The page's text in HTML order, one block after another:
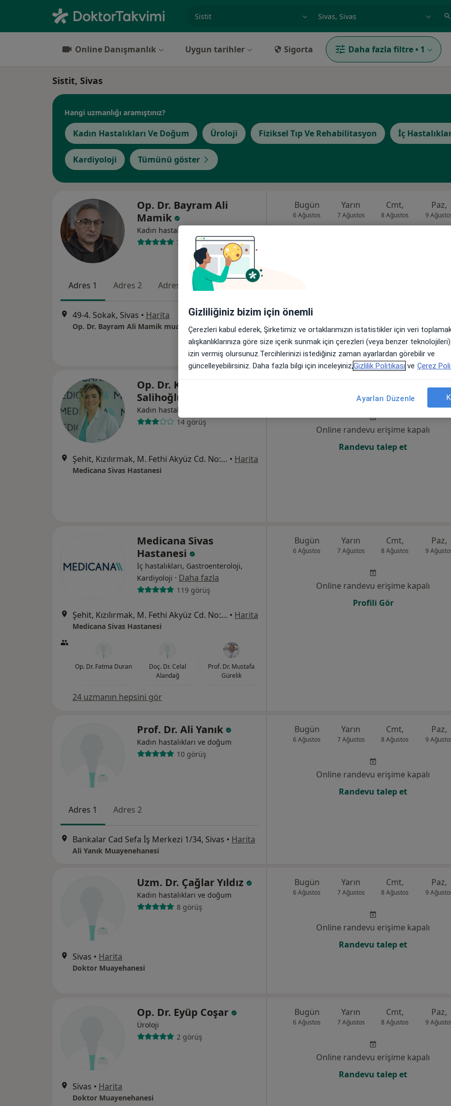
Online Danışmanlık Uygun tarihler Sigorta Daha fazla filtre • 1
Sistit, Sivas
Hangi uzmanlığı aramıştınız?
Kadın Hastalıkları Ve Doğum Üroloji Fiziksel Tıp Ve Rehabilitasyon İç
Kardiyoloji Tümünü göster
Op. Dr. Bayram Ali
Mamik
Kadın hastalıkları ve doğum
7 görüş
Adres 1 Adres 2 Adres 3 Adres 4
49-4. Sokak, Sivas • Harita
Op. Dr. Bayram Ali Mamik muayenehanesi
Bugün
6 Ağustos
Yarın
7 Ağustos
Cmt,
8 Ağustos
Paz,
9
Op. Dr. Kerime Nazlı
Salihoğlu
Kadın hastalıkları ve doğum
14 görüş
Şehit, Kızılırmak, M. Fethi Akyüz Cd. No: 8Merkez/Sivas, Sivas • Harita
Medicana Sivas Hastanesi
7 Ağustos 8 Ağustos 9
Online randevu erişime kapalı
Randevu talep et
Medicana Sivas
Hastanesi
İç hastalıkları, Gastroenteroloji,
Kardiyoloji · Daha fazla
119 görüş
Şehit, Kızılırmak, M. Fethi Akyüz Cd. No: 8Merkez/Sivas, Sivas • Harita
Medicana Sivas Hastanesi
Op. Dr. Fatma Duran
Doç. Dr. Celal
Alandağ
Prof. Dr. Mustafa
Gürelik
24 uzmanın hepsini gör
Bugün
6 Ağustos
Yarın
7 Ağustos
Cmt,
8 Ağustos
Paz,
9
Online randevu erişime kapalı
Profili Gör
Prof. Dr. Ali Yanık
Kadın hastalıkları ve doğum
10 görüş
Adres 1 Adres 2
Bankalar Cad Sefa İş Merkezi 1/34, Sivas • Harita
Ali Yanık Muayenehanesi
Bugün
6 Ağustos
Yarın
7 Ağustos
Cmt,
8 Ağustos
Paz,
9
Online randevu erişime kapalı
Randevu talep et
Uzm. Dr. Çağlar Yıldız
Kadın hastalıkları ve doğum
8 görüş
Sivas • Harita
Doktor Muayehanesi
Bugün
6 Ağustos
Yarın
7 Ağustos
Cmt,
8 Ağustos
Paz,
9
Online randevu erişime kapalı
Randevu talep et
Op. Dr. Eyüp Coşar
Üroloji
2 görüş
Sivas • Harita
Doktor Muayenehanesi
Bugün
6 Ağustos
Yarın
7 Ağustos
Cmt,
8 Ağustos
Paz,
9
Online randevu erişime kapalı
Randevu talep et
Gizliliğiniz bizim için önemli
Çerezleri kabul ederek, Şirketimiz ve ortaklarımızın istatistikler için veri
alışkanlıklarınıza göre size içerik sunmak için çerezleri (veya benzer
izin vermiş olursunuz.Tercihlerinizi istediğiniz zaman ayarlardan görebilir ve
güncelleyebilirsiniz. Daha fazla bilgi için inceleyiniz,Gizlilik Politikası ve Çerez
Ayarları Düzenle